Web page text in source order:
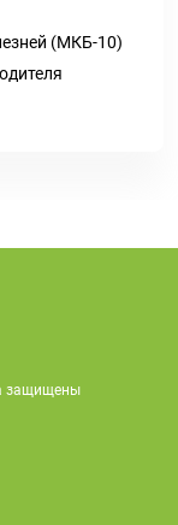
(МКБ-10)
защищены